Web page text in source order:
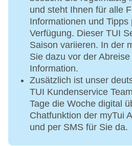
und steht Ihnen für alle
Informationen und Tipps
Verfügung. Dieser TUI
Saison variieren. In der
Sie dazu vor der
Information.
Zusätzlich ist unser
TUI Kundenservice
Tage die Woche digital
Chatfunktion der myTui
und per SMS für Sie da.